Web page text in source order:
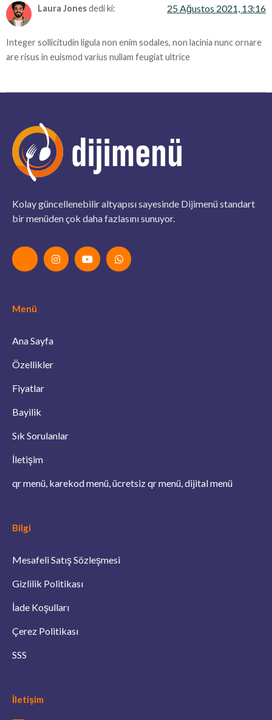
Laura Jonesdedi ki: 25 Ağustos 2021, 13:16
Integer sollicitudin ligula non enim sodales, non lacinia nunc ornare
are risus in euismod varius nullam feugiat ultrice
Kolay güncellenebilir altyapısı sayesinde Dijimenü standart
bir menüden çok daha fazlasını sunuyor.
Menü
Ana Sayfa
Özellikler
Fiyatlar
Bayilik
Sık Sorulanlar
İletişim
qr menü, karekod menü, ücretsiz qr menü, dijital menü
Bilgi
Mesafeli Satış Sözleşmesi
Gizlilik Politikası
İade Koşulları
Çerez Politikası
SSS
İletişim